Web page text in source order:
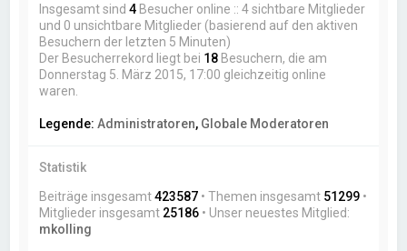
Insgesamt sind4 Besucher online :: 4 sichtbare Mitglieder
und 0 unsichtbare Mitglieder (basierend auf den aktiven
Besuchern der letzten 5 Minuten)
Der Besucherrekord liegt bei 18 Besuchern, die am
Donnerstag 5. März 2015, 17:00 gleichzeitig online
waren.
Legende:Administratoren, Globale Moderatoren
Statistik
Beiträge insgesamt423587 • Themen insgesamt 51299 •
Mitglieder insgesamt 25186 • Unser neuestes Mitglied:
mkolling